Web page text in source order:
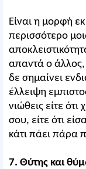
Είναι η μορφή
περισσότερο
απαντά ο άλλος,
δε σημαίνει
έλλειψη
νιώθεις είτε
σου, είτε ότι
κάτι πάει πάρα
7. Θύτης και